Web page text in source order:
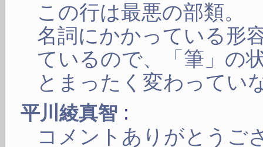
この行は最悪の部類。
名詞にかかっている形
ているので、「筆」の
とまったく変わって
平川綾真智 :
コメントありがとうご